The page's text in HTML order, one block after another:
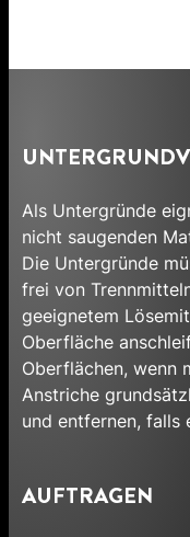
Als Untergründe
nicht saugenden
Die Untergründe
frei von
geeignetem
Oberfläche
Oberflächen, wenn
Anstriche
und entfernen, falls
AUFTRAGEN